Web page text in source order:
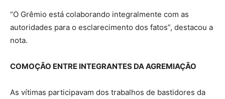
“O Grêmio está colaborando integralmente com as
autoridades para o esclarecimento dos fatos”, destacou a
nota.
COMOÇÃO ENTRE INTEGRANTES DA AGREMIAÇÃO
As vítimas participavam dos trabalhos de bastidores da